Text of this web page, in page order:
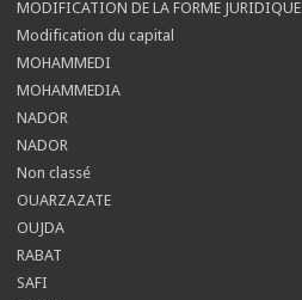
MODIFICATION DE LA FORME JURIDIQUE
Modification du capital
MOHAMMEDI
MOHAMMEDIA
NADOR
NADOR
Non classé
OUARZAZATE
OUJDA
RABAT
SAFI